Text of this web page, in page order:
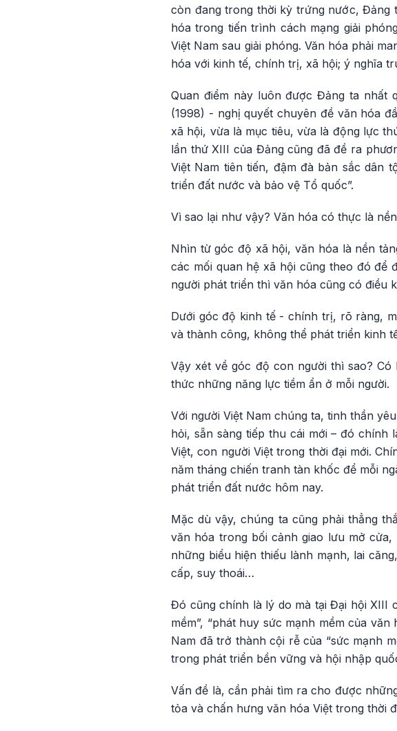
còn đang trong thời kỳ trứng nước, Đảng
hóa trong tiến trình cách mạng giải
Việt Nam sau giải phóng. Văn hóa phải
hóa với kinh tế, chính trị, xã hội; ý nghĩa
Quan điểm này luôn được Đảng ta nhất
(1998) - nghị quyết chuyên đề văn hóa
xã hội, vừa là mục tiêu, vừa là động lực
lần thứ XIII của Đảng cũng đã đề ra
Việt Nam tiên tiến, đậm đà bản sắc dân
triển đất nước và bảo vệ Tổ quốc”.
Vì sao lại như vậy? Văn hóa có thực là
Nhìn từ góc độ xã hội, văn hóa là nền
các mối quan hệ xã hội cũng theo đó để
người phát triển thì văn hóa cũng có điều
Dưới góc độ kinh tế - chính trị, rõ ràng,
và thành công, không thể phát triển kinh
Vậy xét về góc độ con người thì sao?
thức những năng lực tiềm ẩn ở mỗi người.
Với người Việt Nam chúng ta, tinh thần
hỏi, sẵn sàng tiếp thu cái mới – đó
Việt, con người Việt trong thời đại mới.
năm tháng chiến tranh tàn khốc để mỗi
phát triển đất nước hôm nay.
Mặc dù vậy, chúng ta cũng phải thẳng
văn hóa trong bối cảnh giao lưu mở
những biểu hiện thiếu lành mạnh, lai
cấp, suy thoái…
Đó cũng chính là lý do mà tại Đại hội XIII
mềm”, “phát huy sức mạnh mềm của
Nam đã trở thành cội rễ của “sức mạnh
trong phát triển bền vững và hội nhập
Vấn đề là, cần phải tìm ra cho được
tỏa và chấn hưng văn hóa Việt trong thời